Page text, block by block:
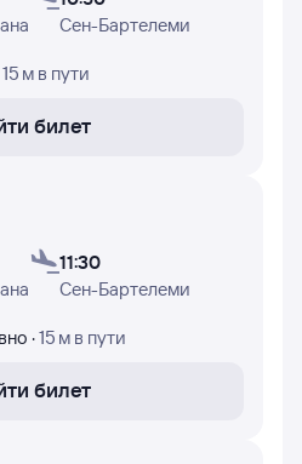
информация: время вылета
в которые авиакомпания
Сен-Бартелеми
15 м в пути
билет
11:30
Сен-Бартелеми
·15 м в пути
билет